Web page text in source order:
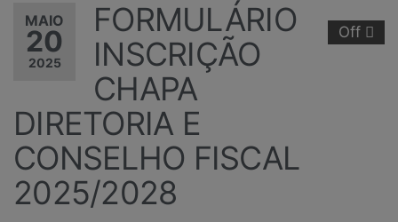
MAIO
20
2025
Off
FORMULÁRIO
INSCRIÇÃO
CHAPA
DIRETORIA E
CONSELHO FISCAL
2025/2028